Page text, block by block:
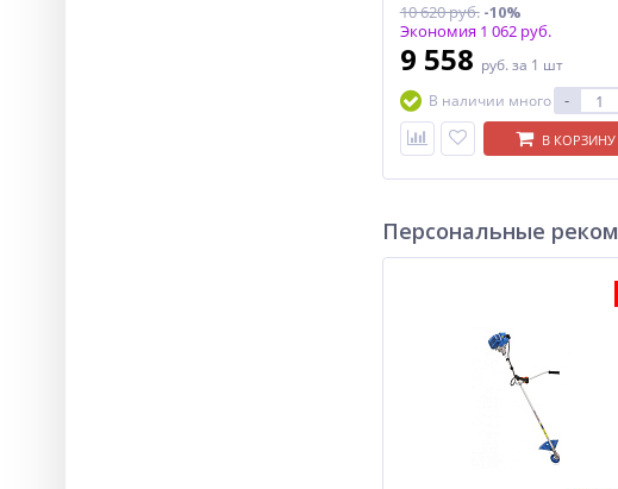
10 620 руб.-10%
Экономия 1 062 руб.
9 558 руб. за 1 шт
В наличии много
-
В КОРЗИНУ
Персональные